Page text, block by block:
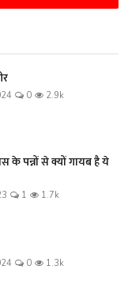
0 2.9k
के पन्नों से क्यों गायब है ये
1 1.7k
0 1.3k